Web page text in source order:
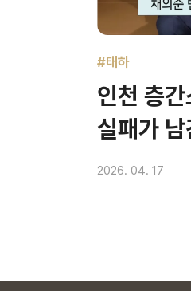
#태하
인천 층
실패가
2026. 04. 17